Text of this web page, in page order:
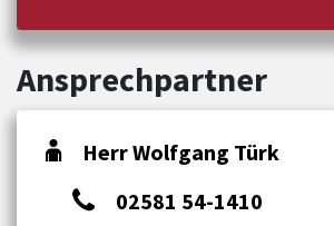
Ansprechpartner
Herr Wolfgang Türk
02581 54-1410